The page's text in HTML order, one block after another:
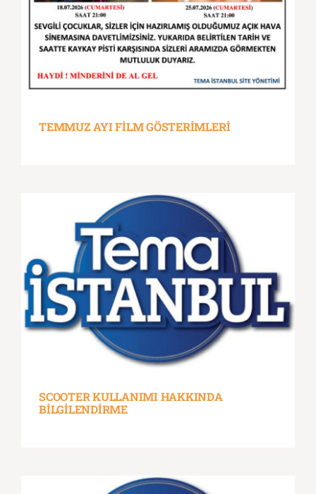
TEMMUZ AYI FİLM GÖSTERİMLERİ
SCOOTER KULLANIMI HAKKINDA
BİLGİLENDİRME